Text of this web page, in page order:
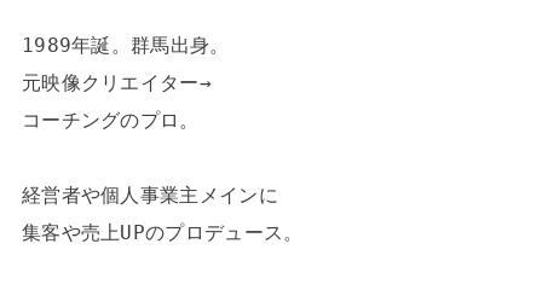
1989年誕。群馬出身。
元映像クリエイター→
コーチングのプロ。
経営者や個人事業主メインに
集客や売上UPのプロデュース。